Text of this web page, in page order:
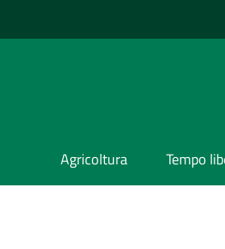
Agricoltura Tempo